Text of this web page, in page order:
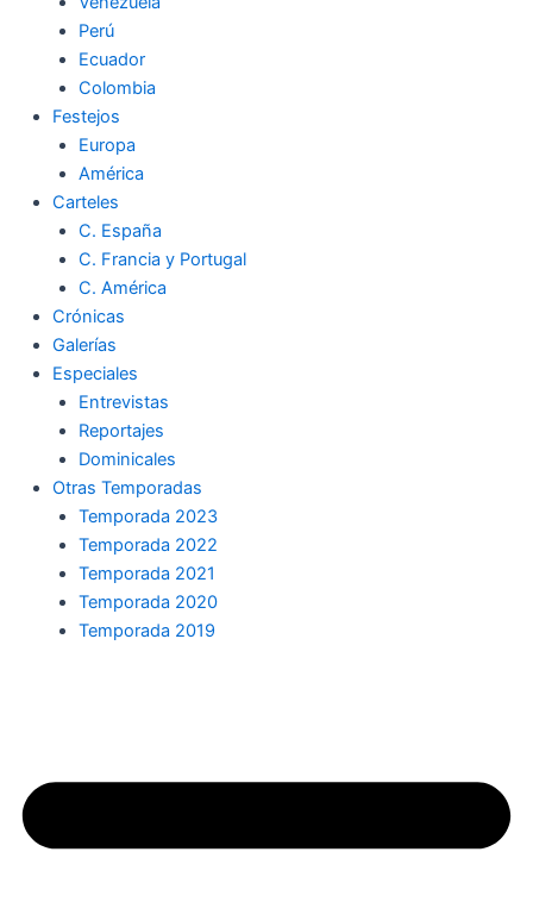
Perú
Ecuador
Colombia
Festejos
Europa
América
Carteles
C. España
C. Francia y Portugal
C. América
Crónicas
Galerías
Especiales
Entrevistas
Reportajes
Dominicales
Otras Temporadas
Temporada 2023
Temporada 2022
Temporada 2021
Temporada 2020
Temporada 2019